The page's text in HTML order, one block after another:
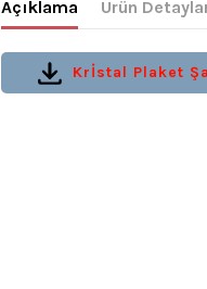
Açıklama Ürün
Krİstal Plaket